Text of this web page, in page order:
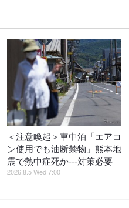
＜注意喚起＞車中泊「エアコ
ン使用でも油断禁物」熊本地
震で熱中症死か---対策必要
2026.8.5 Wed 7:00